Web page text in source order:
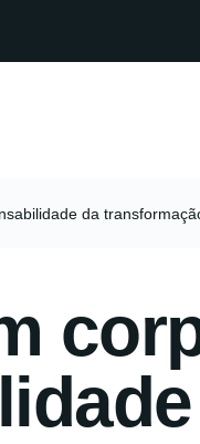
da